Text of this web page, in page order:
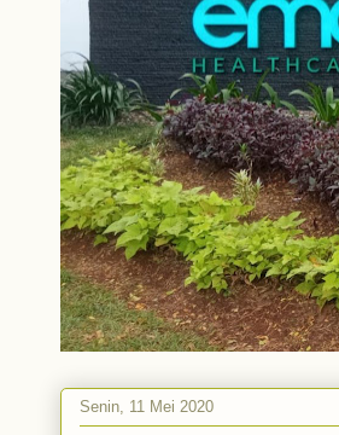
Senin, 11 Mei 2020